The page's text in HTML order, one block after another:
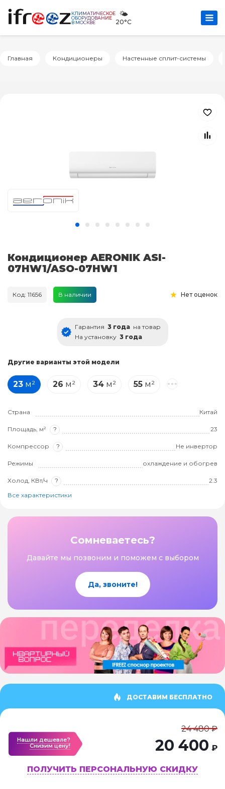
КЛИМАТИЧЕСКОЕ
ОБОРУДОВАНИЕ
В МОСКВЕ
🌤️
20°C
Главная Кондиционеры Настенные сплит-системы
Кондиционер AERONIK ASI-
07HW1/ASO-07HW1
Код: 11656 В наличии Нет оценок
Гарантия 3 года на товар
На установку 3 года
Другие варианты этой модели
23 м² 26 м² 34 м² 55 м²
Страна Китай
Площадь, м² ? 23
Компрессор ? Не инвертор
Режимы охлаждение и обогрев
Холод, КВт/ч ?
2.3
Все характеристики
Сомневаетесь?
Давайте мы позвоним и поможем с выбором
Да, звоните!
ДОСТАВИМ БЕСПЛАТНО
Нашли дешевле?
Cнизим цену!
24 480 ₽
20 400 ₽
ПОЛУЧИТЬ ПЕРСОНАЛЬНУЮ СКИДКУ